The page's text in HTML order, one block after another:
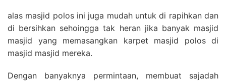
alas masjid polos ini juga mudah untuk di rapihkan dan
di bersihkan sehoingga tak heran jika banyak masjid
masjid yang memasangkan karpet masjid polos di
masjid masjid mereka.
Dengan banyaknya permintaan, membuat sajadah